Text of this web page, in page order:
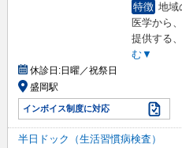
特徴 地域
医学から
提供する
む▼
休診日:日曜／祝祭日
盛岡駅
インボイス制度に対応
半日ドック（生活習慣病検査）